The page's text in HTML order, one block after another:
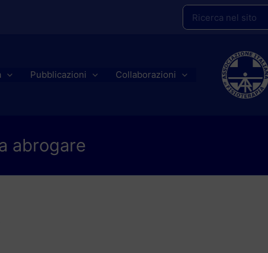
Ricerca
per:
Pubblicazioni Collaborazioni
abrogare